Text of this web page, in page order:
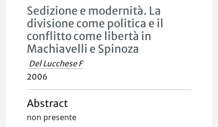
Sedizione e modernità. La
divisione come politica e il
conflitto come libertà in
Machiavelli e Spinoza
Del Lucchese F
2006
Abstract
non presente